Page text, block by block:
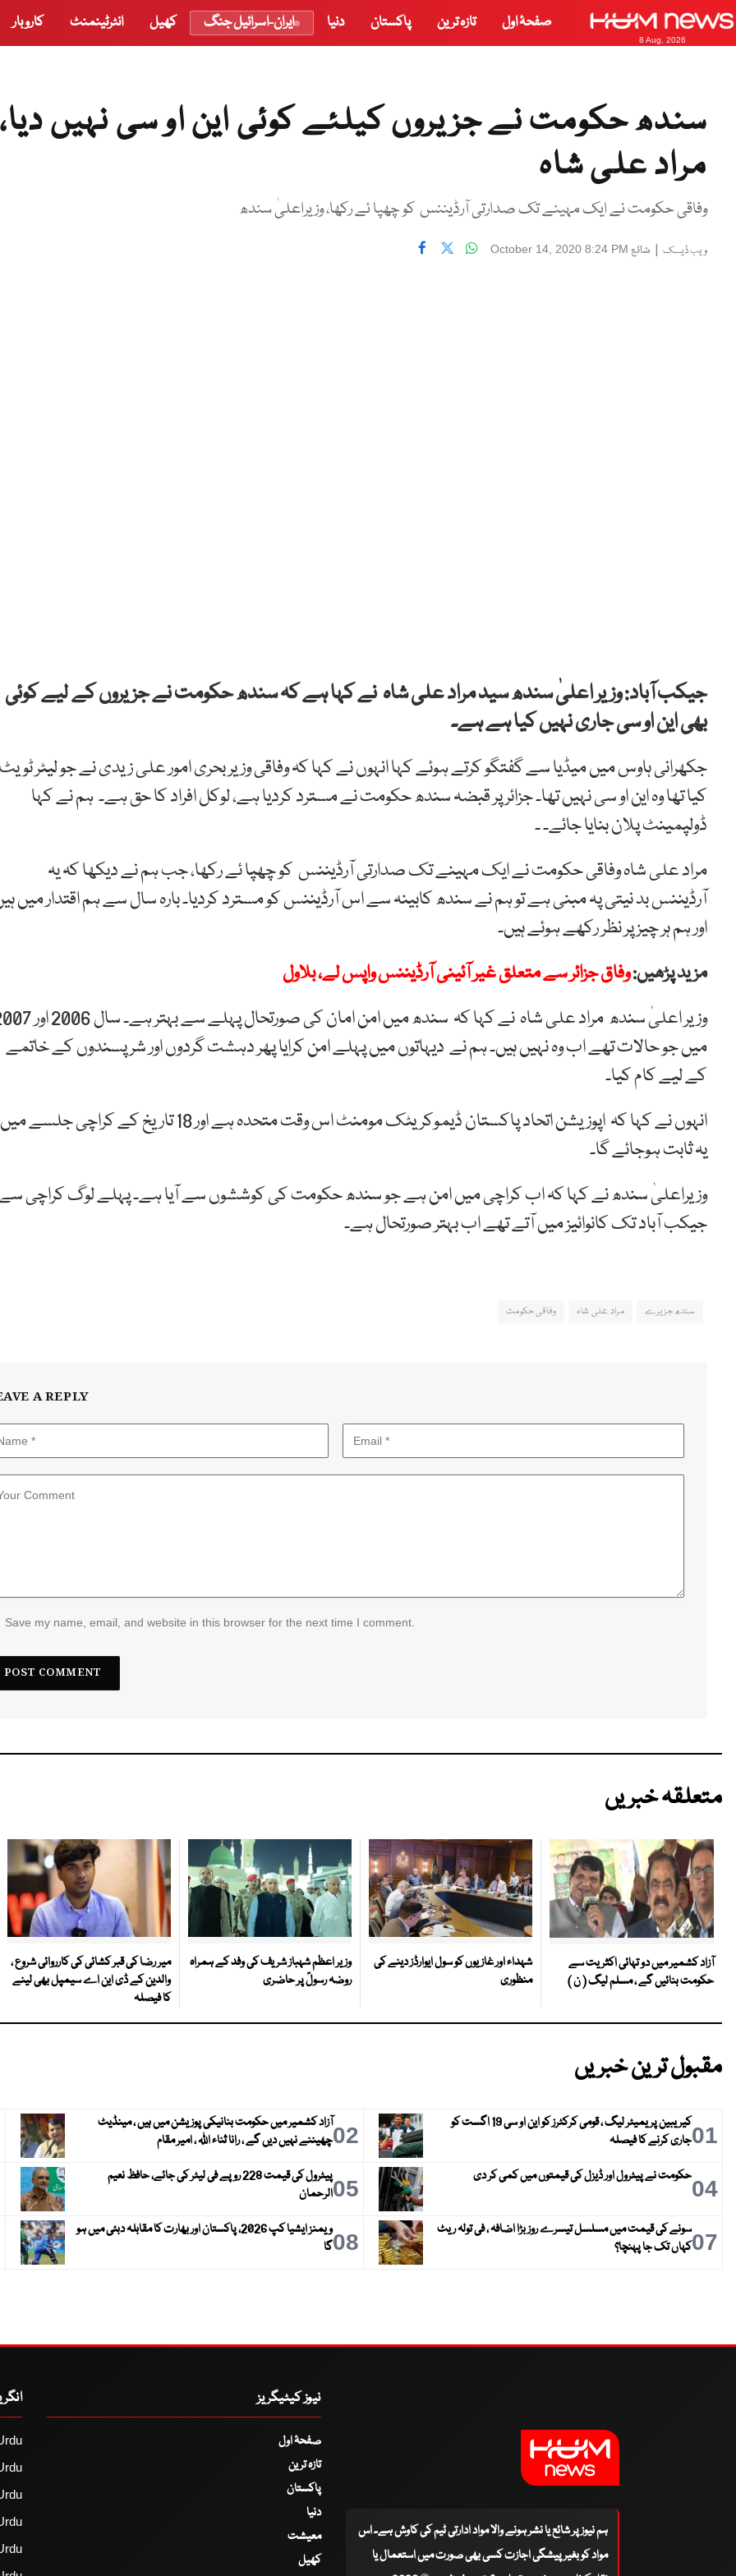
8 Aug, 2026
صفحۂ اول تازہ ترین پاکستان دنیا ایران-اسرائیل جنگ کھیل انٹرٹینمنٹ کاروبار
سندھ حکومت نے جزیروں کیلئے کوئی این او سی نہیں
مراد علی شاہ
وفاقی حکومت نے ایک مہینے تک صدارتی آرڈیننس کو چھپا ئے رکھا، وزیراعلیٰ سندھ
ویب ڈیسک | شائع October 14, 2020 8:24 PM
جیکب آباد: وزیر اعلیٰ سندھ سید مراد علی شاہ نے کہا ہے کہ سندھ حکومت نے جزیروں کے لیے کوئی
بھی این او سی جاری نہیں کیا ہے ہے۔
جکھرانی ہاوس میں میڈیا سے گفتگو کرتے ہوئے کہا انہوں نے کہا کہ وفاقی وزیر بحری امور علی زیدی نے جو لیٹر
کیا تھا وہ این او سی نہیں تھا۔ جزائر پر قبضہ سندھ حکومت نے مسترد کردیا ہے، لوکل افراد کا حق ہے۔ ہم نے کہا
ڈولپمینٹ پلان بنایا جائے۔ ۔
مراد علی شاہ وفاقی حکومت نے ایک مہینے تک صدارتی آرڈیننس کو چھپا ئے رکھا، جب ہم نے دیکھا کہ یہ
آرڈیننس بد نیتی پہ مبنی ہے تو ہم نے سندھ کابینہ سے اس آرڈیننس کو مسترد کردیا۔ بارہ سال سے ہم اقتدار میں
اور ہم ہر چیز پر نظر رکھے ہوئے ہیں۔
مزید پڑھیں:وفاق جزائر سے متعلق غیر آئینی آرڈیننس واپس لے، بلاول
وزیر اعلیٰ سندھ مراد علی شاہ نے کہا کہ سندھ میں امن امان کی صورتحال
میں جو حالات تھے اب وہ نہیں ہیں۔ ہم نے دیہاتوں میں پہلے امن کرایا پھر دہشت گردوں اور شرپسندوں کے خاتمے
کے لیے کام کیا۔
انہوں نے کہا کہ اپوزیشن اتحاد پاکستان ڈیموکریٹک مومنٹ اس وقت متحدہ ہے اور 18 تاریخ کے کراچی جلسے میں
یہ ثابت ہوجائے گا۔
وزیراعلیٰ سندھ نے کہا کہ اب کراچی میں امن ہے جو سندھ حکومت کی کوششوں سے آیا ہے۔ پہلے لوگ کراچی
جیکب آباد تک کانوائیز میں آتے تھے اب بہتر صورتحال ہے۔
سندھ جزیرے مراد علی شاہ وفاقی حکومت
A REPLY
Save my name, email, and website in this browser for the next time I comment.
متعلقہ خبریں
آزاد کشمیر میں دو تہائی اکثریت سے
حکومت بنائیں گے ، مسلم لیگ ( ن )
شہداء اور غازیوں کو سول ایوارڈز دینے کی
منظوری
وزیر اعظم شہباز شریف کی وفد کے ہمراہ
روضہ رسولؐ پر حاضری
میر رضا کی قبر کشائی کی کارروائی شروع ،
والدین کے ڈی این اے سیمپل بھی لینے
کا فیصلہ
مقبول ترین خبریں
01
کیریبین پریمیئر لیگ ، قومی کرکٹرز کو این او سی 19 اگست کو
جاری کرنے کا فیصلہ
02آزاد کشمیر میں حکومت بنانیکی پوزیشن میں ہیں ، مینڈیٹ
چھیننے نہیں دیں گے ، رانا ثناء اللہ ، امیر مقام
04حکومت نے پیٹرول اور ڈیزل کی قیمتوں میں کمی کر دی 05
پیٹرول کی قیمت 228 روپے فی لیٹر کی جائے، حافظ نعیم
الرحمان
07سونے کی قیمت میں مسلسل تیسرے روز بڑا اضافہ ، فی تولہ ریٹ
کہاں تک جا پہنچا؟
08
ویمنز ایشیا کپ 2026، پاکستان اور بھارت کا مقابلہ دبئی میں ہو
گا
ہم نیوز پر شائع یا نشر ہونے والا مواد ادارتی ٹیم کی کاوش ہے۔ اس
مواد کو بغیر پیشگی اجازت کسی بھی صورت میں استعمال یا
نیوز کیٹیگریز
صفحۂ اول
تازہ ترین
پاکستان
دنیا
معیشت
کھیل